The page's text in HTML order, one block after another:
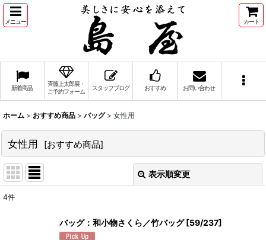
メニュー カート
新着商品
斉藤上太郎展・
ご予約フォーム
スタッフブログ おすすめ お問い合わせ
ホーム > おすすめ商品 > バッグ > 女性用
女性用 [おすすめ商品]
表示順変更
4件
バッグ：和小物さくら／竹バッグ [59/237]